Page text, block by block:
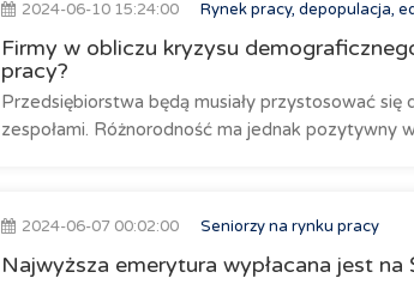
2024-06-10 15:24:00 Rynek pracy, depopulacja,
Firmy w obliczu kryzysu
pracy?
Przedsiębiorstwa będą musiały przystosować
zespołami. Różnorodność ma jednak pozytywny
2024-06-07 00:02:00 Seniorzy na rynku pracy
Najwyższa emerytura wypłacana jest na